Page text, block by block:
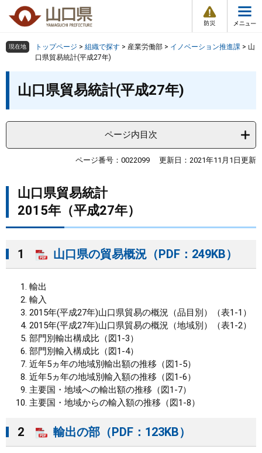
の
頭
。
ー
飛
て
本
へ
情
メ
ュ
組織で探す
健康・福祉
しごと・産業・観光
まちづくり
県政情報
検索の仕方 組織で探す サイトマップで探す
現在地 トップページ > 組織で探す > 産業労働部 > イノベーション推進課 > 山
口県貿易統計(平成27年)
山口県貿易統計(平成27年)
ページ内目次
ページ番号：0022099 更新日：2021年11月1日更新
山口県貿易統計
2015年（平成27年）
1 山口県の貿易概況（PDF：249KB）
輸出
輸入
2015年(平成27年)山口県貿易の概況（品目別）（表1-1）
2015年(平成27年)山口県貿易の概況（地域別）（表1-2）
部門別輸出構成比（図1-3）
部門別輸入構成比（図1-4）
近年5ヵ年の地域別輸出額の推移（図1-5）
近年5ヵ年の地域別輸入額の推移（図1-6）
主要国・地域への輸出額の推移（図1-7）
主要国・地域からの輸入額の推移（図1-8）
2 輸出の部（PDF：123KB）